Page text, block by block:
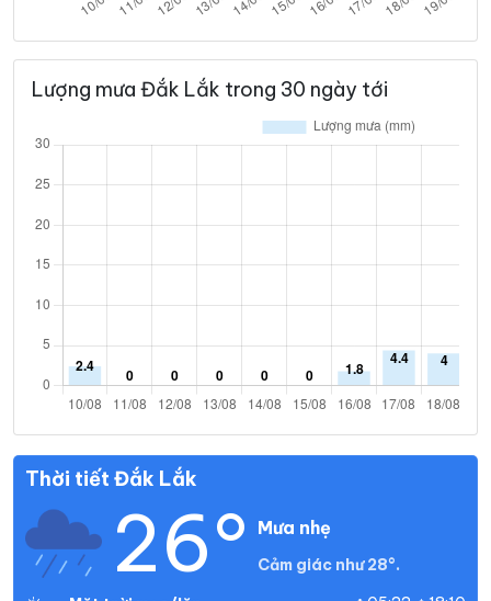
Lượng mưa Đắk Lắk trong 30 ngày tới
Thời tiết Đắk Lắk
26° Mưa nhẹ
Cảm giác như 28°.